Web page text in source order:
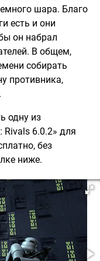
шара. Благо
есть и они
он набрал
В общем,
собирать
противника,
одну из
Rivals 6.0.2» для
без
ниже.